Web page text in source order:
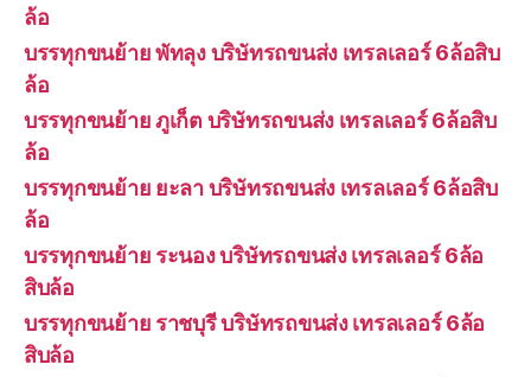
ล้อ
บรรทุกขนย้าย พัทลุง บริษัทรถขนส่ง เทรลเลอร์ 6ล้อสิบ
ล้อ
บรรทุกขนย้าย ภูเก็ต บริษัทรถขนส่ง เทรลเลอร์ 6ล้อสิบ
ล้อ
บรรทุกขนย้าย ยะลา บริษัทรถขนส่ง เทรลเลอร์ 6ล้อสิบ
ล้อ
บรรทุกขนย้าย ระนอง บริษัทรถขนส่ง เทรลเลอร์ 6ล้อ
สิบล้อ
บรรทุกขนย้าย ราชบุรี บริษัทรถขนส่ง เทรลเลอร์ 6ล้อ
สิบล้อ